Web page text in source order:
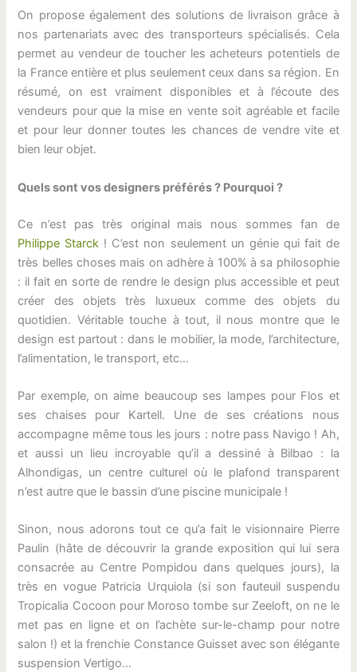
On propose également des solutions de livraison grâce à
nos partenariats avec des transporteurs spécialisés. Cela
permet au vendeur de toucher les acheteurs potentiels de
la France entière et plus seulement ceux dans sa région. En
résumé, on est vraiment disponibles et à l’écoute des
vendeurs pour que la mise en vente soit agréable et facile
et pour leur donner toutes les chances de vendre vite et
bien leur objet.
Quels sont vos designers préférés ? Pourquoi ?
Ce n’est pas très original mais nous sommes fan de
Philippe Starck ! C’est non seulement un génie qui fait de
très belles choses mais on adhère à 100% à sa philosophie
: il fait en sorte de rendre le design plus accessible et peut
créer des objets très luxueux comme des objets du
quotidien. Véritable touche à tout, il nous montre que le
design est partout : dans le mobilier, la mode, l’architecture,
l’alimentation, le transport, etc…
Par exemple, on aime beaucoup ses lampes pour Flos et
ses chaises pour Kartell. Une de ses créations nous
accompagne même tous les jours : notre pass Navigo ! Ah,
et aussi un lieu incroyable qu’il a dessiné à Bilbao : la
Alhondigas, un centre culturel où le plafond transparent
n’est autre que le bassin d’une piscine municipale !
Sinon, nous adorons tout ce qu’a fait le visionnaire Pierre
Paulin (hâte de découvrir la grande exposition qui lui sera
consacrée au Centre Pompidou dans quelques jours), la
très en vogue Patricia Urquiola (si son fauteuil suspendu
Tropicalia Cocoon pour Moroso tombe sur Zeeloft, on ne le
met pas en ligne et on l’achète sur-le-champ pour notre
salon !) et la frenchie Constance Guisset avec son élégante
suspension Vertigo…